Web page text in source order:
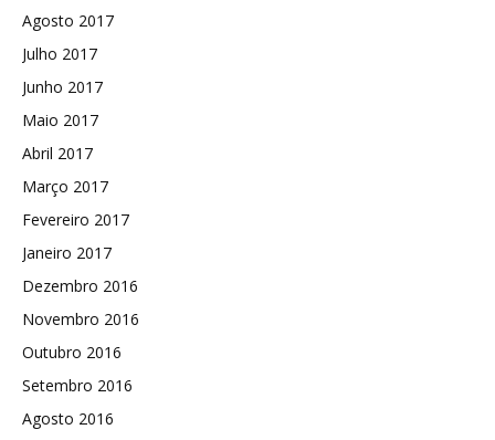
Agosto 2017
Julho 2017
Junho 2017
Maio 2017
Abril 2017
Março 2017
Fevereiro 2017
Janeiro 2017
Dezembro 2016
Novembro 2016
Outubro 2016
Setembro 2016
Agosto 2016